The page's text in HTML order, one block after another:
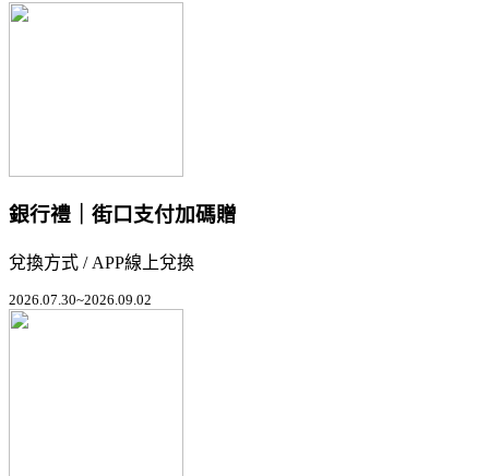
銀行禮｜街口支付加碼贈
兌換方式 / APP線上兌換
2026.07.30~2026.09.02